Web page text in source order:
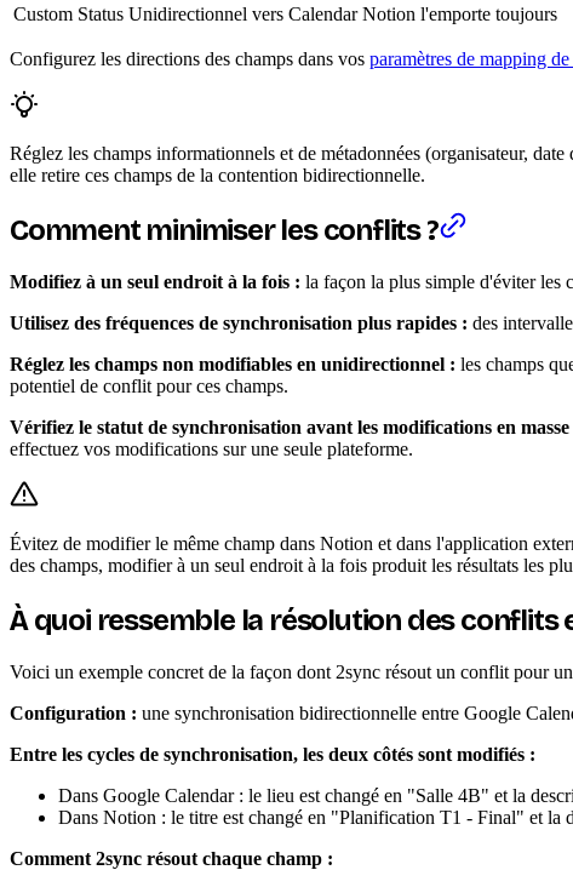
Custom Status Unidirectionnel vers Calendar Notion l'emporte toujours
Configurez les directions des champs dans vos paramètres de mapping
Réglez les champs informationnels et de métadonnées (organisateur,
elle retire ces champs de la contention bidirectionnelle.
Comment minimiser les conflits ?
Modifiez à un seul endroit à la fois : la façon la plus simple d'éviter les
Utilisez des fréquences de synchronisation plus rapides : des
Réglez les champs non modifiables en unidirectionnel : les champs
potentiel de conflit pour ces champs.
Vérifiez le statut de synchronisation avant les modifications en masse
effectuez vos modifications sur une seule plateforme.
Évitez de modifier le même champ dans Notion et dans l'application
des champs, modifier à un seul endroit à la fois produit les résultats les
À quoi ressemble la résolution des conflits
Voici un exemple concret de la façon dont 2sync résout un conflit pour
Configuration : une synchronisation bidirectionnelle entre Google
Entre les cycles de synchronisation, les deux côtés sont modifiés :
Dans Google Calendar : le lieu est changé en "Salle 4B" et la
Dans Notion : le titre est changé en "Planification T1 - Final" et la
Comment 2sync résout chaque champ :